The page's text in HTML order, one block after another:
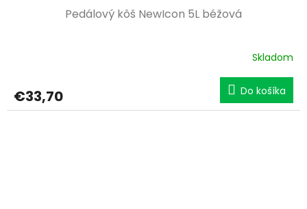
Pedálový kôš NewIcon 5L béžová
Skladom
€33,70 Do košíka